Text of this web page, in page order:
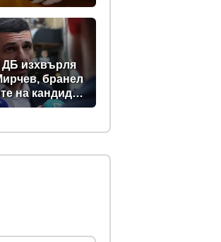
прие
Изборния
ДБ изхвърля
бранел
на кандидат